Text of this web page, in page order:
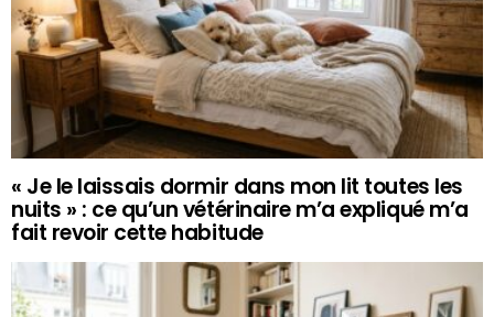
« Je le laissais dormir dans mon lit toutes les
nuits » : ce qu’un vétérinaire m’a expliqué m’a
fait revoir cette habitude